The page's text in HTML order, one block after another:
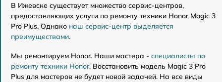
В Ижевске существует множество сервис-центров,
предоставляющих услуги по ремонту техники Honor Magic 3
Pro Plus. Однако наш сервис-центр выделяется
преимуществами.
Мы ремонтируем Honor. Наши мастера - специалисты по
ремонту техники Honor. Восстановить модель Magic 3 Pro
Plus для мастеров не будет новой задачей. На все виды